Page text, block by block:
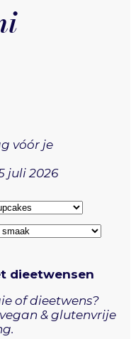
vóór je
juli 2026
dieetwensen
of dieetwens?
& glutenvrije